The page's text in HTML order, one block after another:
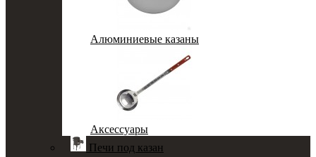
Алюминиевые казаны
Аксессуары
Печи под казан